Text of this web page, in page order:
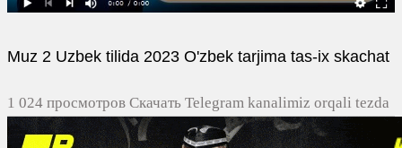
Muz 2 Uzbek tilida 2023 O'zbek tarjima tas-ix skachat
1 024 просмотров Скачать Telegram kanalimiz orqali tezda
yuklash